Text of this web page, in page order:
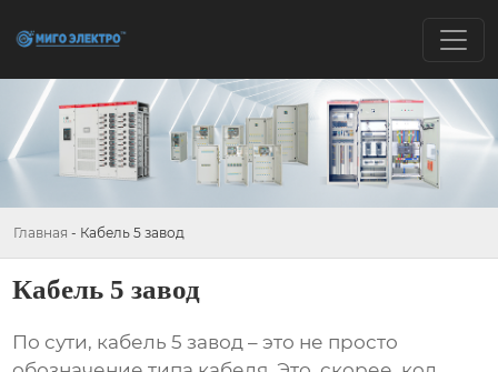
Главная - Кабель 5 завод
Кабель 5 завод
По сути, кабель 5 завод – это не просто